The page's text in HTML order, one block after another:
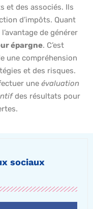
et des associés. Ils
d’impôts. Quant
de générer
épargne. C’est
une compréhension
et des risques.
une évaluation
des résultats pour
sociaux